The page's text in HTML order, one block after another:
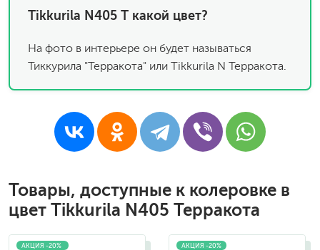
Tikkurila N405 Т какой цвет?
На фото в интерьере он будет называться
Тиккурила "Терракота" или Tikkurila N Терракота.
Товары, доступные к колеровке в
цвет Tikkurila N405 Терракота
АКЦИЯ -20%
АКЦИЯ -20%